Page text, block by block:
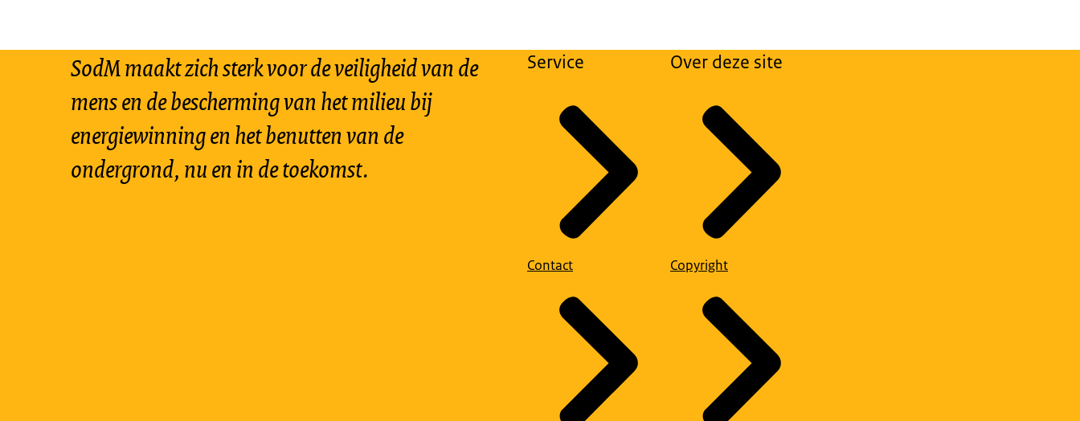
SodM maakt zich sterk voor de veiligheid van de
mens en de bescherming van het milieu bij
energiewinning en het benutten van de
ondergrond, nu en in de toekomst.
Service
Contact
Over deze site
Copyright